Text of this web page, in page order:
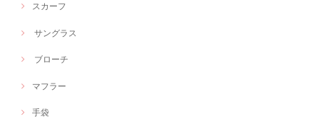
スカーフ
サングラス
ブローチ
マフラー
手袋